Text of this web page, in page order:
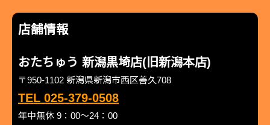
店舗情報
おたちゅう 新潟黒埼店(旧新潟本店)
〒950-1102 新潟県新潟市西区善久708
TEL 025-379-0508
年中無休 9：00～24：00